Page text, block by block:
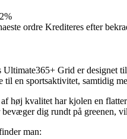
ordre Krediteres efter
Grid er designet
til en sportsaktivitet, samtidig
høj kvalitet har kjolen en
bevæger dig rundt på greenen,
man: